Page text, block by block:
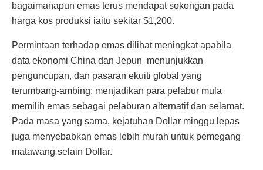
bagaimanapun emas terus mendapat sokongan pada
harga kos produksi iaitu sekitar $1,200.
Permintaan terhadap emas dilihat meningkat apabila
data ekonomi China dan Jepun menunjukkan
penguncupan, dan pasaran ekuiti global yang
terumbang-ambing; menjadikan para pelabur mula
memilih emas sebagai pelaburan alternatif dan selamat.
Pada masa yang sama, kejatuhan Dollar minggu lepas
juga menyebabkan emas lebih murah untuk pemegang
matawang selain Dollar.